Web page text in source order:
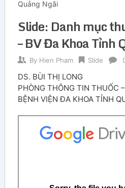
Quảng Ngãi
Slide: Danh mục
– BV Đa Khoa Tỉnh
By Hien Pham Slide
DS. BÙI THỊ LONG
PHÒNG THÔNG TIN THUỐC
BỆNH VIỆN ĐA KHOA TỈNH